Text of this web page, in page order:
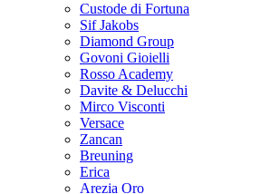
Custode di Fortuna
Sif Jakobs
Diamond Group
Govoni Gioielli
Rosso Academy
Davite & Delucchi
Mirco Visconti
Versace
Zancan
Breuning
Erica
Arezia Oro